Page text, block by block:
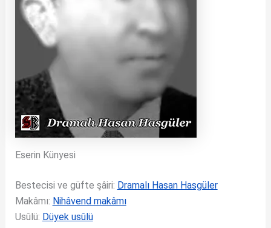
Eserin Künyesi
Bestecisi ve güfte şâiri: Dramalı Hasan Hasgüler
Makâmı: Nihâvend makâmı
Usûlü: Düyek usûlü